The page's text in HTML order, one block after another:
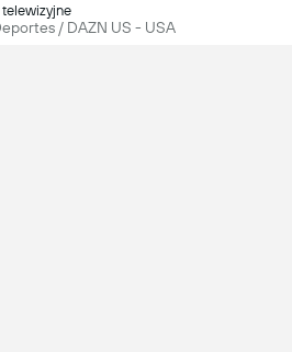
telewizyjne
/ DAZN US - USA